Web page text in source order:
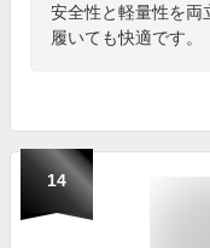
安全性と軽量性を両
履いても快適です。
14